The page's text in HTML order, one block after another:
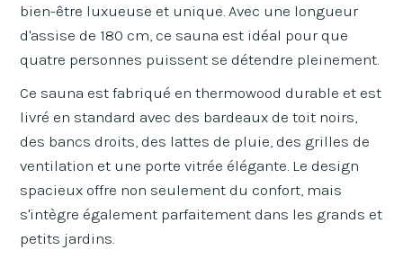
bien-être luxueuse et unique. Avec une longueur
d'assise de 180 cm, ce sauna est idéal pour que
quatre personnes puissent se détendre pleinement.
Ce sauna est fabriqué en thermowood durable et est
livré en standard avec des bardeaux de toit noirs,
des bancs droits, des lattes de pluie, des grilles de
ventilation et une porte vitrée élégante. Le design
spacieux offre non seulement du confort, mais
s'intègre également parfaitement dans les grands et
petits jardins.